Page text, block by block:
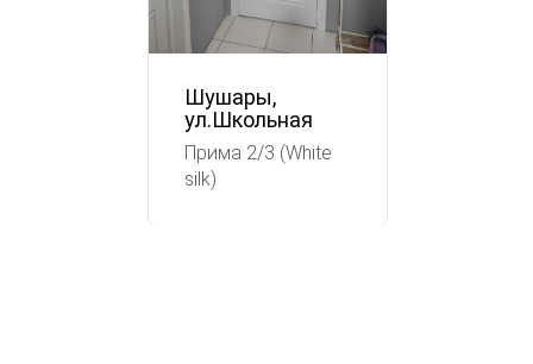
Шушары,
ул.Школьная
Прима 2/3 (White
silk)